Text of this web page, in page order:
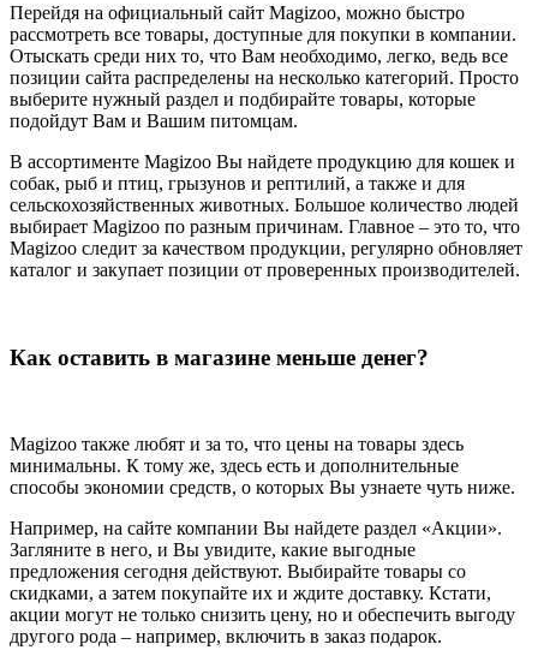
Перейдя на официальный сайт Magizoo, можно быстро
рассмотреть все товары, доступные для покупки в компании.
Отыскать среди них то, что Вам необходимо, легко, ведь все
позиции сайта распределены на несколько категорий. Просто
выберите нужный раздел и подбирайте товары, которые
подойдут Вам и Вашим питомцам.
В ассортименте Magizoo Вы найдете продукцию для кошек и
собак, рыб и птиц, грызунов и рептилий, а также и для
сельскохозяйственных животных. Большое количество людей
выбирает Magizoo по разным причинам. Главное – это то, что
Magizoo следит за качеством продукции, регулярно обновляет
каталог и закупает позиции от проверенных производителей.
Как оставить в магазине меньше денег?
Magizoo также любят и за то, что цены на товары здесь
минимальны. К тому же, здесь есть и дополнительные
способы экономии средств, о которых Вы узнаете чуть ниже.
Например, на сайте компании Вы найдете раздел «Акции».
Загляните в него, и Вы увидите, какие выгодные
предложения сегодня действуют. Выбирайте товары со
скидками, а затем покупайте их и ждите доставку. Кстати,
акции могут не только снизить цену, но и обеспечить выгоду
другого рода – например, включить в заказ подарок.